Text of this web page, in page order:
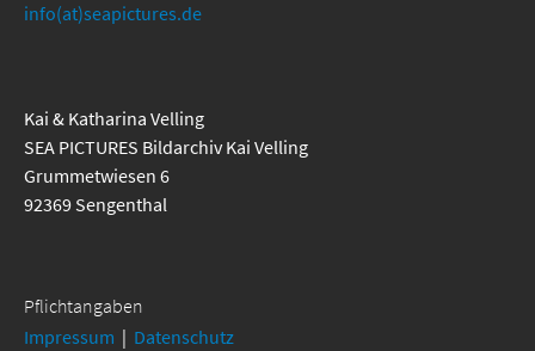
info(at)seapictures.de
Kai & Katharina Velling
SEA PICTURES Bildarchiv Kai Velling
Grummetwiesen 6
92369 Sengenthal
Pflichtangaben
Impressum | Datenschutz